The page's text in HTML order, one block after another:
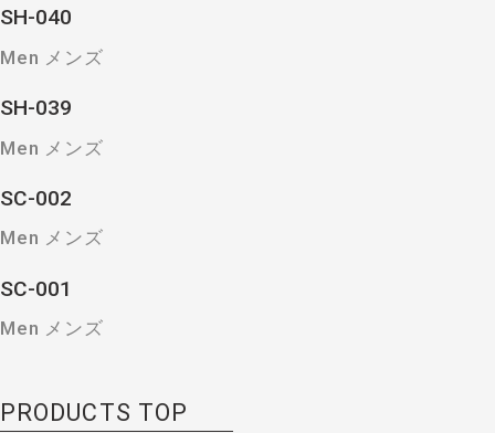
SH-040
Men メンズ
SH-039
Men メンズ
SC-002
Men メンズ
SC-001
Men メンズ
PRODUCTS TOP